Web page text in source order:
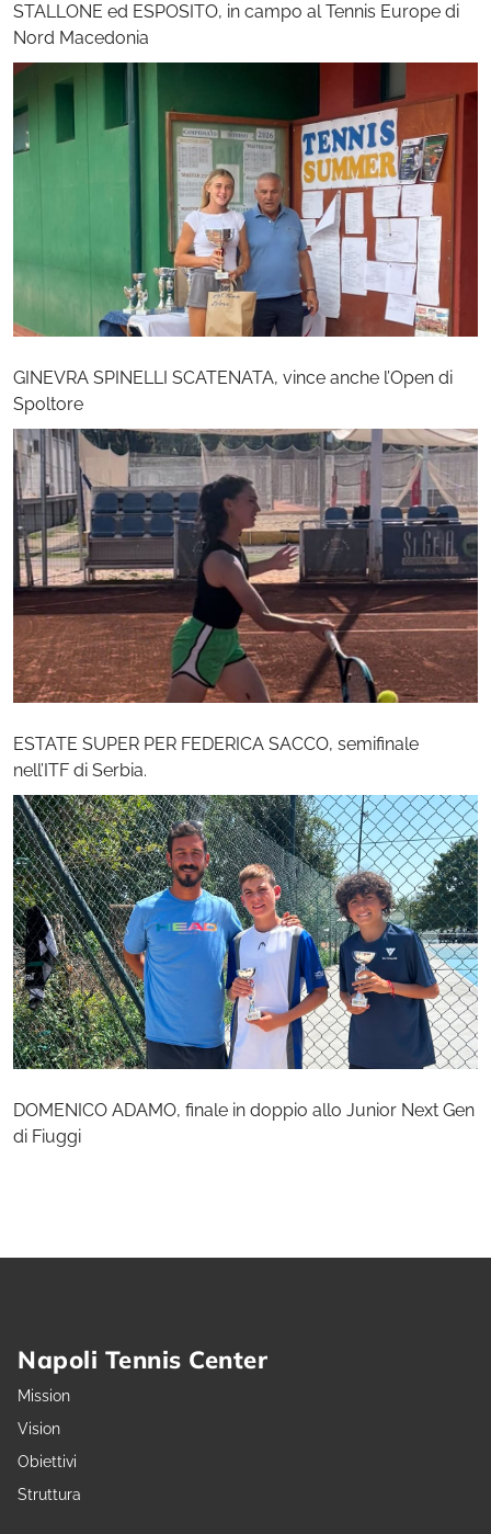
STALLONE ed ESPOSITO, in campo al Tennis Europe di
Nord Macedonia
GINEVRA SPINELLI SCATENATA, vince anche l’Open di
Spoltore
ESTATE SUPER PER FEDERICA SACCO, semifinale
nell’ITF di Serbia.
DOMENICO ADAMO, finale in doppio allo Junior Next Gen
di Fiuggi
Napoli Tennis Center
Mission
Vision
Obiettivi
Struttura